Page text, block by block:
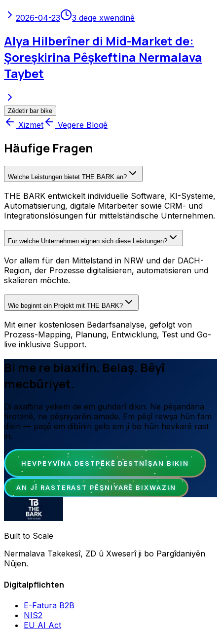
2026-04-23 3 deqe xwendinê
AIya Hilberîner di Mid-Market de:
Şoreşkirina Pêşkeftina Nermalava
Taybet
Zêdetir bar bike
Xizmet Vegere Blogê
Häufige Fragen
Welche Leistungen bietet THE BARK an?
THE BARK entwickelt individuelle Software, KI-Systeme,
Automatisierung, digitale Mitarbeiter sowie CRM- und
Integrationslösungen für mittelständische Unternehmen.
Für welche Unternehmen eignen sich diese Leistungen?
Vor allem für den Mittelstand in NRW und der DACH-
Region, der Prozesse digitalisieren, automatisieren und
skalieren möchte.
Wie beginnt ein Projekt mit THE BARK?
Mit einer kostenlosen Bedarfsanalyse, gefolgt von
Prozess-Mapping, Planung, Entwicklung, Test und Go-
live inklusive Support.
Bi me re biaxifin. Belaş. Bêyî
mecbûriyet.
Di axaftina yekem de em guhdarî dikin. Ne pêşandana
firotanê, ne pêşniyarên amade. Em pêşî rewşa hûn fam
dikin — paşê em dibînin gelo em ji bo hûn hevkarê rast
in.
HEVPEYVÎNA DESTPÊKÊ DESTNÎŞAN BIKIN
AN JÎ RASTERAST PÊŞNIYARÊ BIXWAZIN
Built to Scale
Nermalava Takekesî, ZD û Xweserî ji bo Pargîdaniyên
Nûjen.
Digitalpflichten
E-Fatura B2B
NIS2
EU AI Act